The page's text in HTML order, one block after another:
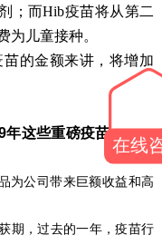
；而Hib疫苗将从第二
为儿童接种。
的金额来讲，将增加
年这些重磅疫苗最值得
为公司带来巨额收益和高
期，过去的一年，疫苗行
在线